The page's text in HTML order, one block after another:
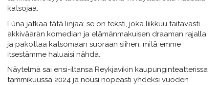
katsojaa.
Lúna jatkaa tätä linjaa: se on teksti, joka liikkuu taitavasti
äkkiväärän komedian ja elämänmakuisen draaman rajalla
ja pakottaa katsomaan suoraan siihen, mitä emme
itsestämme haluaisi nähdä.
Näytelmä sai ensi-iltansa Reykjavíkin kaupunginteatterissa
tammikuussa 2024 ja nousi nopeasti yhdeksi vuoden